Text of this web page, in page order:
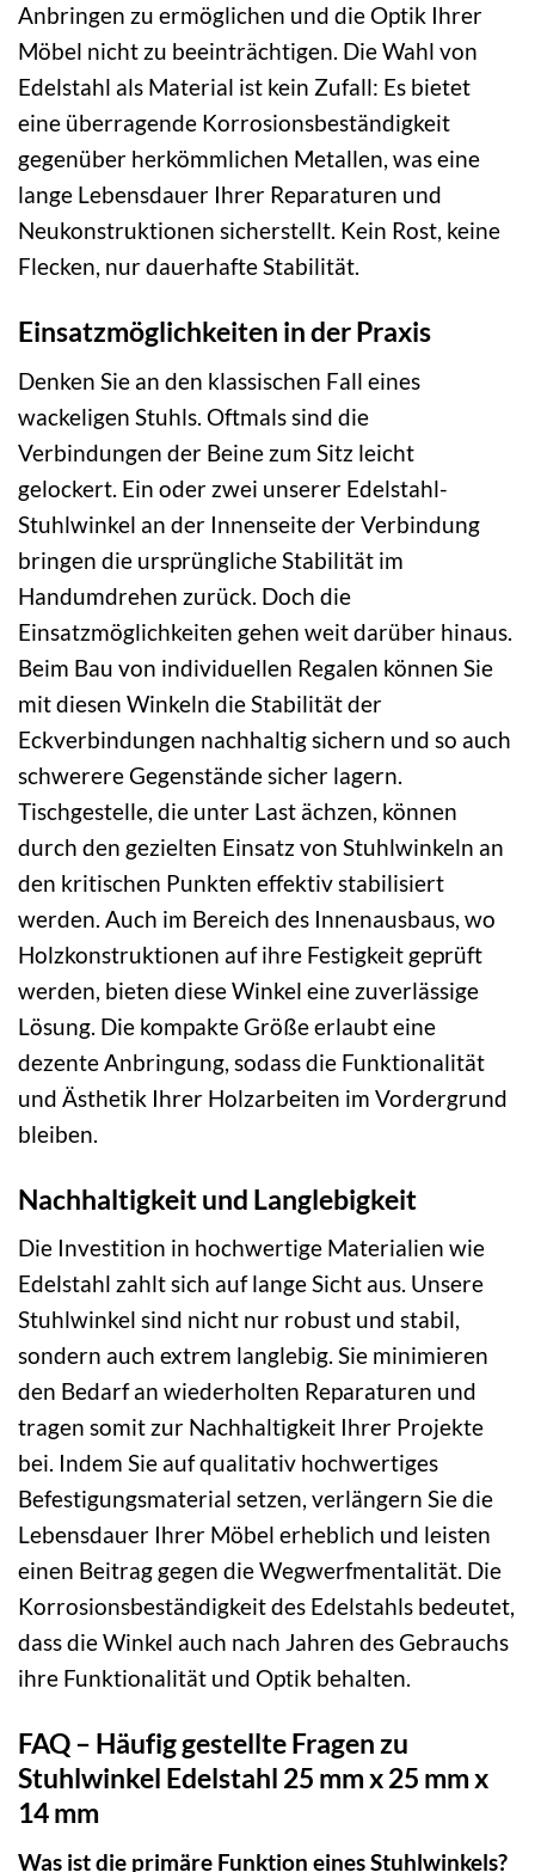
Anbringen zu ermöglichen und die Optik Ihrer
Möbel nicht zu beeinträchtigen. Die Wahl von
Edelstahl als Material ist kein Zufall: Es bietet
eine überragende Korrosionsbeständigkeit
gegenüber herkömmlichen Metallen, was eine
lange Lebensdauer Ihrer Reparaturen und
Neukonstruktionen sicherstellt. Kein Rost, keine
Flecken, nur dauerhafte Stabilität.
Einsatzmöglichkeiten in der Praxis
Denken Sie an den klassischen Fall eines
wackeligen Stuhls. Oftmals sind die
Verbindungen der Beine zum Sitz leicht
gelockert. Ein oder zwei unserer Edelstahl-
Stuhlwinkel an der Innenseite der Verbindung
bringen die ursprüngliche Stabilität im
Handumdrehen zurück. Doch die
Einsatzmöglichkeiten gehen weit darüber hinaus.
Beim Bau von individuellen Regalen können Sie
mit diesen Winkeln die Stabilität der
Eckverbindungen nachhaltig sichern und so auch
schwerere Gegenstände sicher lagern.
Tischgestelle, die unter Last ächzen, können
durch den gezielten Einsatz von Stuhlwinkeln an
den kritischen Punkten effektiv stabilisiert
werden. Auch im Bereich des Innenausbaus, wo
Holzkonstruktionen auf ihre Festigkeit geprüft
werden, bieten diese Winkel eine zuverlässige
Lösung. Die kompakte Größe erlaubt eine
dezente Anbringung, sodass die Funktionalität
und Ästhetik Ihrer Holzarbeiten im Vordergrund
bleiben.
Nachhaltigkeit und Langlebigkeit
Die Investition in hochwertige Materialien wie
Edelstahl zahlt sich auf lange Sicht aus. Unsere
Stuhlwinkel sind nicht nur robust und stabil,
sondern auch extrem langlebig. Sie minimieren
den Bedarf an wiederholten Reparaturen und
tragen somit zur Nachhaltigkeit Ihrer Projekte
bei. Indem Sie auf qualitativ hochwertiges
Befestigungsmaterial setzen, verlängern Sie die
Lebensdauer Ihrer Möbel erheblich und leisten
einen Beitrag gegen die Wegwerfmentalität. Die
Korrosionsbeständigkeit des Edelstahls bedeutet,
dass die Winkel auch nach Jahren des Gebrauchs
ihre Funktionalität und Optik behalten.
FAQ – Häufig gestellte Fragen zu
Stuhlwinkel Edelstahl 25 mm x 25 mm x
14 mm
Was ist die primäre Funktion eines Stuhlwinkels?